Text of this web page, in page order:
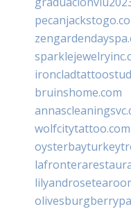
bruinshome.com
wolfcitytattoo.com